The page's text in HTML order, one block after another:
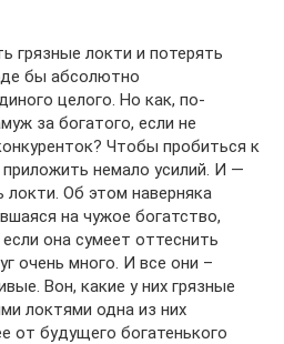
грязные локти и потерять
бы абсолютно
целого. Но как, по-
за богатого, если не
Чтобы пробиться к
немало усилий. И —
локти. Об этом наверняка
на чужое богатство,
она сумеет оттеснить
очень много. И все они –
Вон, какие у них грязные
локтями одна из них
от будущего богатенького